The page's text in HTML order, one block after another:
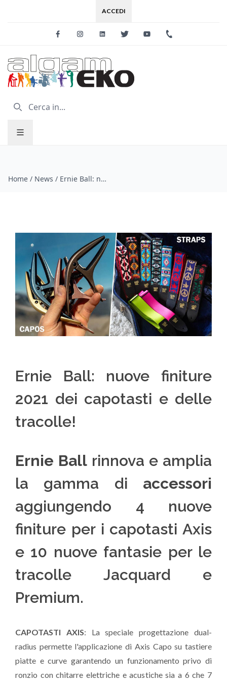
ACCEDI
FacebookInstagramLinkedinTwitter Youtube
Home / News / Ernie Ball: nuove finiture 2021 dei capotasti e delle tracolle!
Ernie Ball: nuove finiture
2021 dei capotasti e delle
tracolle!
Ernie Ball rinnova e amplia
la gamma di accessori
aggiungendo 4 nuove
finiture per i capotasti Axis
e 10 nuove fantasie per le
tracolle Jacquard e
Premium.
CAPOTASTI AXIS: La speciale progettazione dual-
radius permette l'applicazione di Axis Capo su tastiere
piatte e curve garantendo un funzionamento privo di
ronzio con chitarre elettriche e acustiche sia a 6 che 7